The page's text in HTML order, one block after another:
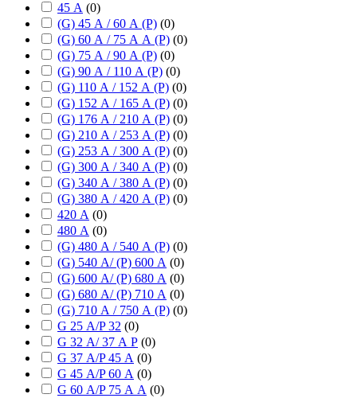
45 А (0)
(G) 45 А / 60 А (P) (0)
(G) 60 А / 75 А А (P) (0)
(G) 75 А / 90 А (P) (0)
(G) 90 А / 110 А (P) (0)
(G) 110 А / 152 А (P) (0)
(G) 152 А / 165 А (P) (0)
(G) 176 А / 210 А (P) (0)
(G) 210 А / 253 А (P) (0)
(G) 253 А / 300 А (P) (0)
(G) 300 А / 340 А (P) (0)
(G) 340 А / 380 А (P) (0)
(G) 380 А / 420 А (P) (0)
420 А (0)
480 А (0)
(G) 480 А / 540 А (P) (0)
(G) 540 А/ (P) 600 А (0)
(G) 600 А/ (P) 680 А (0)
(G) 680 А/ (P) 710 А (0)
(G) 710 А / 750 А (P) (0)
G 25 А/P 32 (0)
G 32 А/ 37 А P (0)
G 37 А/P 45 А (0)
G 45 А/P 60 А (0)
G 60 А/P 75 А А (0)